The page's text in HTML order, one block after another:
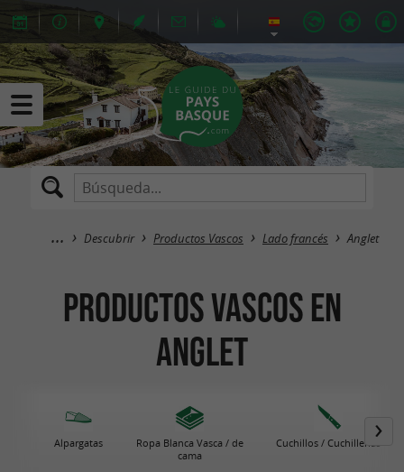
Descubrir Productos Vascos Lado francés Anglet
Productos Vascos en
Anglet
Alpargatas
Ropa Blanca Vasca / de
cama
Cuchillos / Cuchillerías